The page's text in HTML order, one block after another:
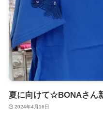
夏に向けて☆BONAさん
2024年4月16日